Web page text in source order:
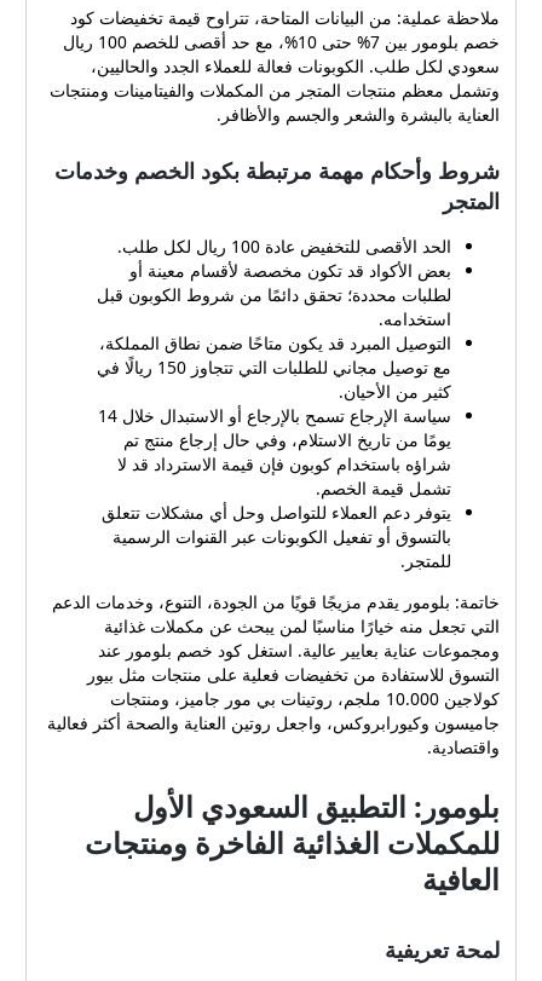
ملاحظة عملية: من البيانات المتاحة، تتراوح قيمة تخفيضات كود
خصم بلومور بين 7% حتى 10%، مع حد أقصى للخصم 100 ريال
سعودي لكل طلب. الكوبونات فعالة للعملاء الجدد والحاليين،
وتشمل معظم منتجات المتجر من المكملات والفيتامينات ومنتجات
العناية بالبشرة والشعر والجسم والأظافر.
شروط وأحكام مهمة مرتبطة بكود الخصم وخدمات
المتجر
الحد الأقصى للتخفيض عادة 100 ريال لكل طلب.
بعض الأكواد قد تكون مخصصة لأقسام معينة أو
لطلبات محددة؛ تحقق دائمًا من شروط الكوبون قبل
استخدامه.
التوصيل المبرد قد يكون متاحًا ضمن نطاق المملكة،
مع توصيل مجاني للطلبات التي تتجاوز 150 ريالًا في
كثير من الأحيان.
سياسة الإرجاع تسمح بالإرجاع أو الاستبدال خلال 14
يومًا من تاريخ الاستلام، وفي حال إرجاع منتج تم
شراؤه باستخدام كوبون فإن قيمة الاسترداد قد لا
تشمل قيمة الخصم.
يتوفر دعم العملاء للتواصل وحل أي مشكلات تتعلق
بالتسوق أو تفعيل الكوبونات عبر القنوات الرسمية
للمتجر.
خاتمة: بلومور يقدم مزيجًا قويًا من الجودة، التنوع، وخدمات الدعم
التي تجعل منه خيارًا مناسبًا لمن يبحث عن مكملات غذائية
ومجموعات عناية بعايير عالية. استغل كود خصم بلومور عند
التسوق للاستفادة من تخفيضات فعلية على منتجات مثل بيور
كولاجين 10.000 ملجم، روتينات بي مور جاميز، ومنتجات
جاميسون وكيورابروكس، واجعل روتين العناية والصحة أكثر فعالية
واقتصادية.
بلومور: التطبيق السعودي الأول
للمكملات الغذائية الفاخرة ومنتجات
العافية
لمحة تعريفية